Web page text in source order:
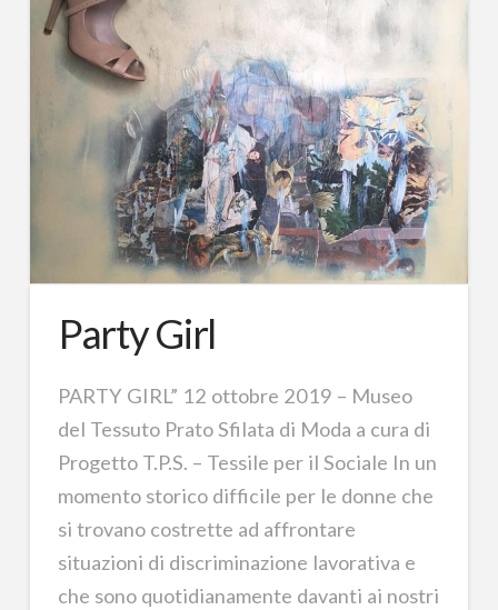
Party Girl
PARTY GIRL” 12 ottobre 2019 – Museo
del Tessuto Prato Sfilata di Moda a cura di
Progetto T.P.S. – Tessile per il Sociale In un
momento storico difficile per le donne che
si trovano costrette ad affrontare
situazioni di discriminazione lavorativa e
che sono quotidianamente davanti ai nostri